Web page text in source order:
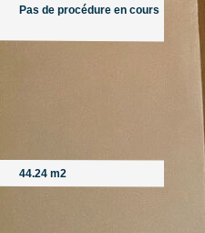
Pas de procédure en cours
44.24 m2